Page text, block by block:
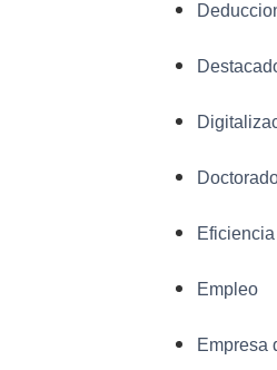
Empleo
Empresa